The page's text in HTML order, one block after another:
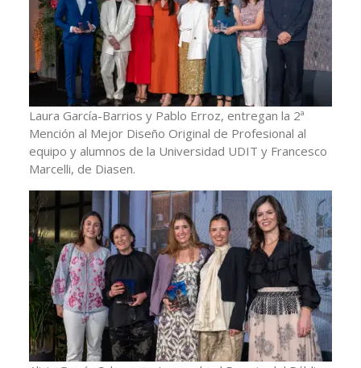
Laura García-Barrios y Pablo Erroz, entregan la 2ª
Mención al Mejor Diseño Original de Profesional al
equipo y alumnos de la Universidad UDIT y Francesco
Marcelli, de Diasen.